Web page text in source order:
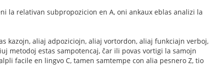
la relativan subpropozicion en A, oni ankaux eblas analizi la
kazojn, aliaj adpoziciojn, aliaj vortordon, aliaj funkciajn verboj,
metodoj estas sampotencaj, ĉar ili povas vortigi la samojn
facile en lingvo C, tamen samtempe con alia pesnero Z, tio